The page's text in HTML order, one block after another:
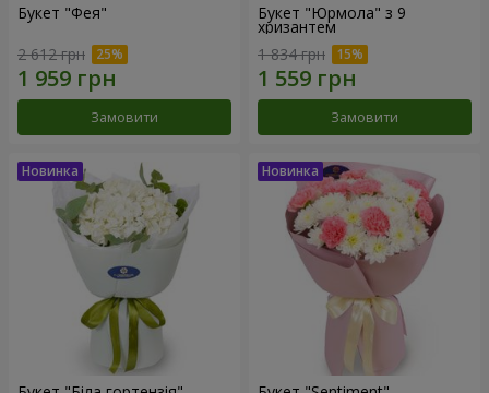
Букет "Фея"
2 612 грн
Замовити
Букет "Юрмола" з 9
хризантем
1 834 грн
Замовити